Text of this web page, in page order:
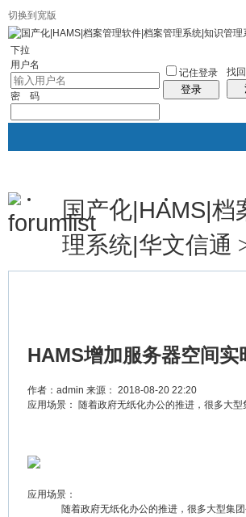
切换到宽版
下拉
用户名
密 码
记住登录
登录
找
华文档案官网 论坛 档案管理
国产化|HAMS|档
理系统|华文信通
HAMS增加服务器空间实
作者： admin 来源： 2018-08-20 22:20
应用场景： 随着政府无纸化办公的推进，很多大
应用场景：
随着政府无纸化办公的推进，很多大型集团公